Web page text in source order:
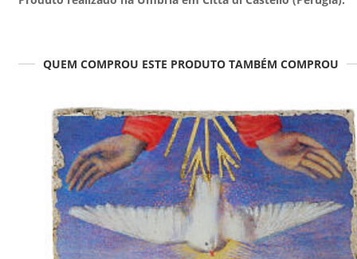
QUEM COMPROU ESTE PRODUTO TAMBÉM COMPROU